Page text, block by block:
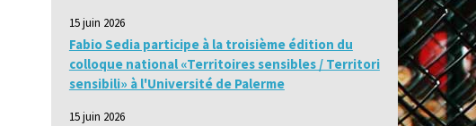
15 juin 2026
Fabio Sedia participe à la troisième édition du
colloque national «Territoires sensibles / Territori
sensibili» à l'Université de Palerme
15 juin 2026